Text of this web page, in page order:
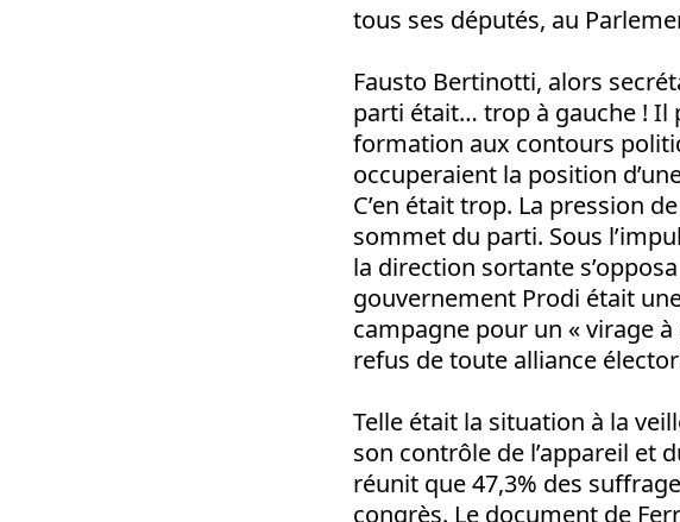
tous ses députés, au
Fausto Bertinotti, alors
parti était… trop à gauche ! Il
formation aux contours
occuperaient la position
C’en était trop. La pression
sommet du parti. Sous
la direction sortante
gouvernement Prodi était
campagne pour un « virage
refus de toute alliance
Telle était la situation à la
son contrôle de l’appareil et
réunit que 47,3% des
congrès. Le document de